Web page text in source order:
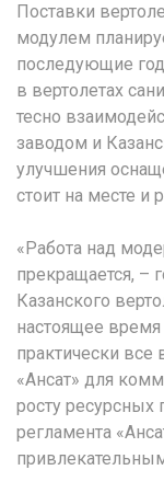
Поставки
модулем
последующие
в вертолетах
тесно
заводом и
улучшения
стоит на месте
«Работа над
прекращается, –
Казанского
настоящее
практически
«Ансат» для
росту ресурсных
регламента